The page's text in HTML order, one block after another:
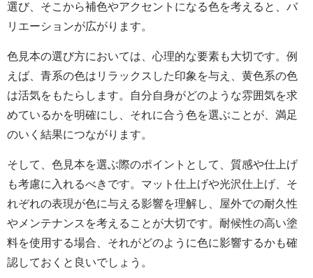
選び、そこから補色やアクセントになる色を考えると、バ
リエーションが広がります。
色見本の選び方においては、心理的な要素も大切です。例
えば、青系の色はリラックスした印象を与え、黄色系の色
は活気をもたらします。自分自身がどのような雰囲気を求
めているかを明確にし、それに合う色を選ぶことが、満足
のいく結果につながります。
そして、色見本を選ぶ際のポイントとして、質感や仕上げ
も考慮に入れるべきです。マット仕上げや光沢仕上げ、そ
れぞれの表現が色に与える影響を理解し、屋外での耐久性
やメンテナンスを考えることが大切です。耐候性の高い塗
料を使用する場合、それがどのように色に影響するかも確
認しておくと良いでしょう。